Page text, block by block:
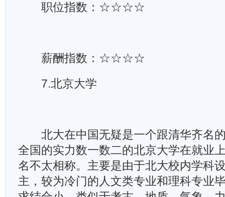
职位指数：☆☆☆☆
薪酬指数：☆☆☆☆
7.北京大学
北大在中国无疑是一个跟清华齐名
全国的实力数一数二的北京大学在就业
名不太相称。主要是由于北大校内学科
主，较为冷门的人文类专业和理科专业